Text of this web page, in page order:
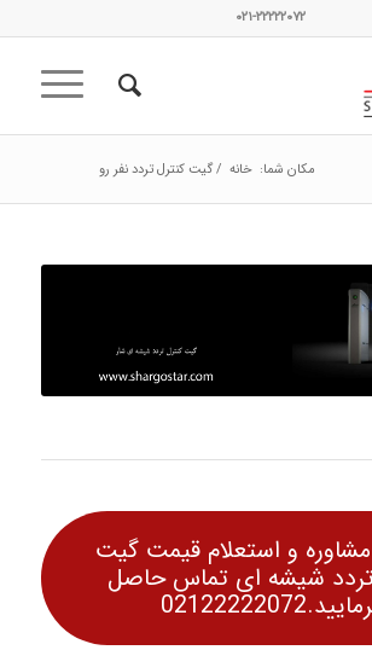
۰۲۱-۲۲۲۲۲۰۷۲
مکان شما: خانه /گیت کنترل تردد نفر رو
و استعلام قیمت گیت
تردد شیشه ای تماس حاصل